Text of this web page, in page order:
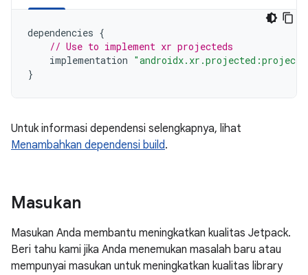
dependencies {
// Use to implement xr projecteds
implementation
}
Untuk informasi dependensi selengkapnya, lihat
Menambahkan dependensi build.
Masukan
Masukan Anda membantu meningkatkan kualitas Jetpack.
Beri tahu kami jika Anda menemukan masalah baru atau
mempunyai masukan untuk meningkatkan kualitas library